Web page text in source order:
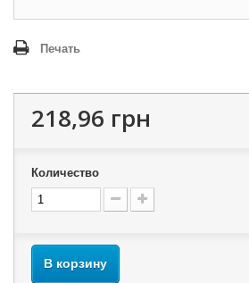
Печать
218,96 грн
Количество
В корзину